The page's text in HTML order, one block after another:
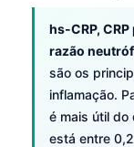
hs-CRP,
razão
são os
inflamação.
é mais útil do
está entre